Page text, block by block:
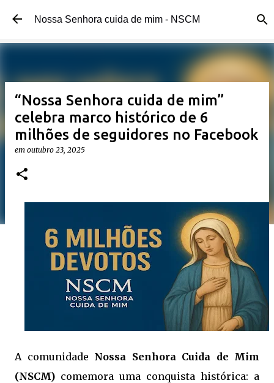
Pular para o conteúdo principal
Nossa Senhora cuida de mim - NSCM
“Nossa Senhora cuida de mim”
celebra marco histórico de 6
milhões de seguidores no Facebook
em outubro 23, 2025
A comunidade Nossa Senhora Cuida de Mim
(NSCM) comemora uma conquista histórica: a